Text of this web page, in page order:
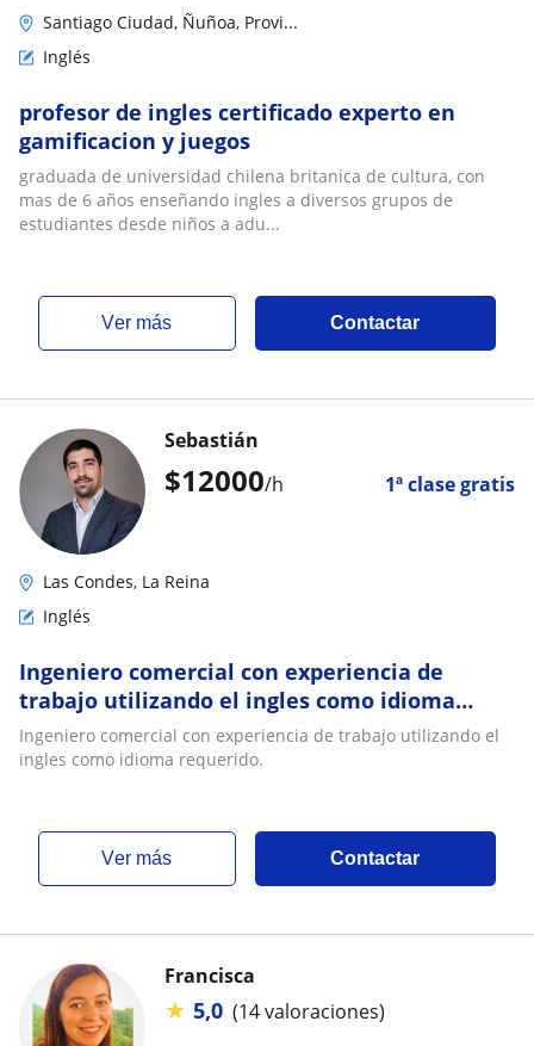
Santiago Ciudad, Ñuñoa, Provi...
Inglés
profesor de ingles certificado experto en
gamificacion y juegos
graduada de universidad chilena britanica de cultura, con
mas de 6 años enseñando ingles a diversos grupos de
estudiantes desde niños a adu...
ver más Contactar
$12000/h 1ª clase gratis
Sebastián
Las Condes, La Reina
Inglés
Ingeniero comercial con experiencia de
trabajo utilizando el ingles como idioma
requerido
Ingeniero comercial con experiencia de trabajo utilizando el
ingles como idioma requerido.
ver más Contactar
Francisca
★ 5,0 (14 valoraciones)